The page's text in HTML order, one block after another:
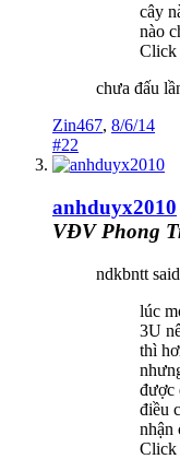
cây
nào
Click
chưa đấu
Zin467, 8/6/14
#22
anhduyx2010
VĐV Phong
ndkbntt
lúc
3U
thì
được
điều
nhận
Click